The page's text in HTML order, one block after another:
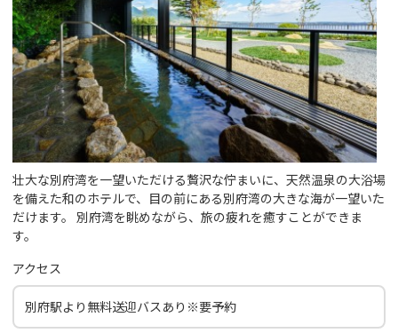
壮大な別府湾を一望いただける贅沢な佇まいに、天然温泉の大浴場
を備えた和のホテルで、目の前にある別府湾の大きな海が一望いた
だけます。 別府湾を眺めながら、旅の疲れを癒すことができま
す。
アクセス
別府駅より無料送迎バスあり※要予約